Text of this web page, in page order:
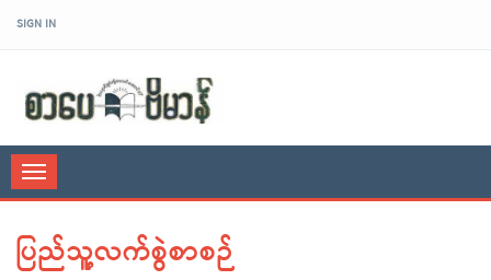
SIGN IN
Toggle
navigation
ပြည်သူ့လက်စွဲစာစဉ်